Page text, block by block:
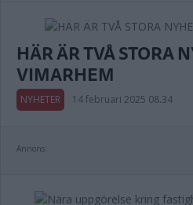
HÄR ÄR TVÅ STORA
VIMARHEM
NYHETER 14 februari 2025 08.34
Annons: